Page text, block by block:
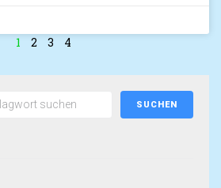
1 2 3 4
SUCHEN